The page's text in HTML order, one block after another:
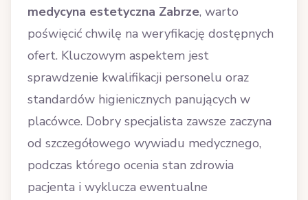
medycyna estetyczna Zabrze, warto
poświęcić chwilę na weryfikację dostępnych
ofert. Kluczowym aspektem jest
sprawdzenie kwalifikacji personelu oraz
standardów higienicznych panujących w
placówce. Dobry specjalista zawsze zaczyna
od szczegółowego wywiadu medycznego,
podczas którego ocenia stan zdrowia
pacjenta i wyklucza ewentualne